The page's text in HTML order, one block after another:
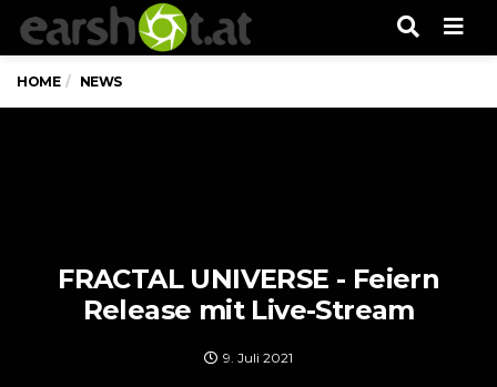
HOME NEWS
FRACTAL UNIVERSE - Feiern
Release mit Live-Stream
9. Juli 2021